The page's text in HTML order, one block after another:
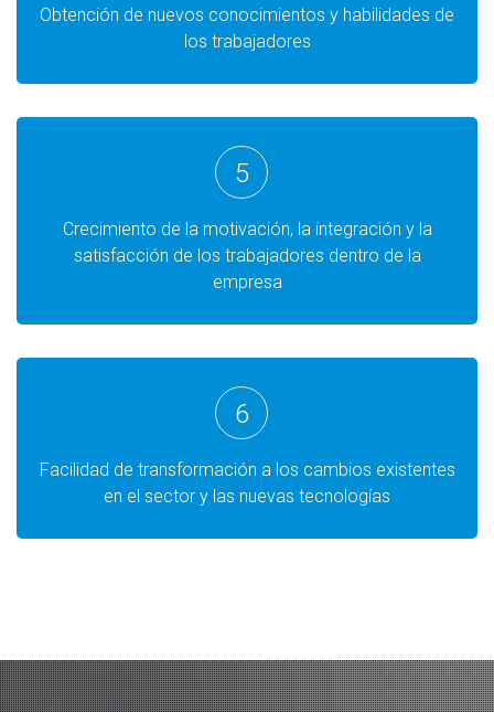
Obtención de nuevos conocimientos y habilidades de
los trabajadores
5
Crecimiento de la motivación, la integración y la
satisfacción de los trabajadores dentro de la
empresa
6
Facilidad de transformación a los cambios existentes
en el sector y las nuevas tecnologías